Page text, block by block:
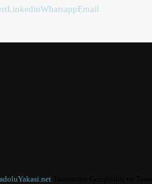
LinkedinWhatsappEmail